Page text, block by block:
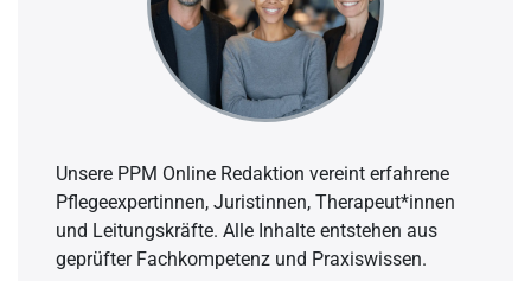
Unsere PPM Online Redaktion vereint erfahrene
Pflegeexpertinnen, Juristinnen, Therapeut*innen
und Leitungskräfte. Alle Inhalte entstehen aus
geprüfter Fachkompetenz und Praxiswissen.